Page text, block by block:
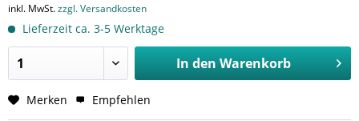
inkl. MwSt.zzgl. Versandkosten
Lieferzeit ca. 3-5 Werktage
In den Warenkorb
Merken Empfehlen